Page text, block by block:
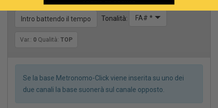
Intro battendo il tempo Tonalità: FA# *
Var.: 0 Qualità: TOP
Se la base Metronomo-Click viene inserita su uno dei
due canali la base suonerà sul canale opposto.